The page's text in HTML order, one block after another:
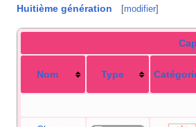
Huitième génération [modifier]
Nom Type